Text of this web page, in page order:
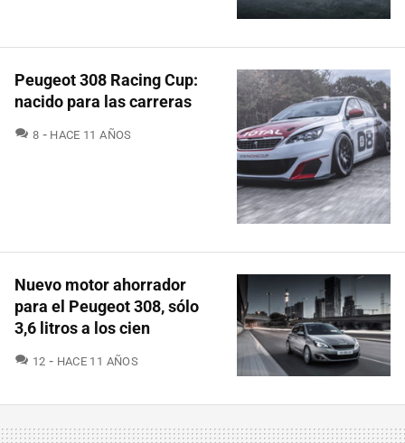
Peugeot 308 Racing Cup:
nacido para las carreras
8 COMENTARIOS
HACE 11 AÑOS
Nuevo motor ahorrador
para el Peugeot 308, sólo
3,6 litros a los cien
12 COMENTARIOS
HACE 11 AÑOS